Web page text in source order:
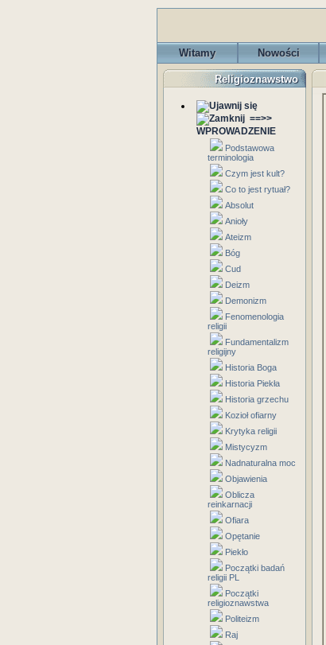
Witamy Nowości
Religioznawstwo
==>>
WPROWADZENIE
Podstawowa
terminologia
Czym jest kult?
Co to jest rytuał?
Absolut
Anioły
Ateizm
Bóg
Cud
Deizm
Demonizm
Fenomenologia
religii
Fundamentalizm
religijny
Historia Boga
Historia Piekła
Historia grzechu
Kozioł ofiarny
Krytyka religii
Mistycyzm
Nadnaturalna moc
Objawienia
Oblicza
reinkarnacji
Ofiara
Opętanie
Piekło
Początki badań
religii PL
Początki
religioznawstwa
Politeizm
Raj